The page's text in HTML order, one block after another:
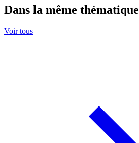
Dans la même thématique
Voir tous